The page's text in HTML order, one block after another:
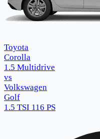
Toyota
Corolla
1.5 Multidrive
vs
Volkswagen
Golf
1.5 TSI 116 PS